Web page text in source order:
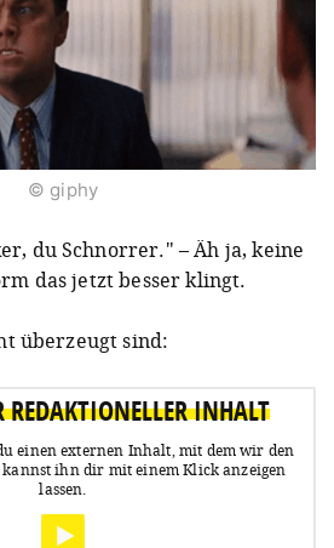
© giphy
du Schnorrer." – Äh ja, keine
das jetzt besser klingt.
überzeugt sind:
REDAKTIONELLER INHALT
einen externen Inhalt, mit dem wir den
kannst ihn dir mit einem Klick anzeigen
lassen.